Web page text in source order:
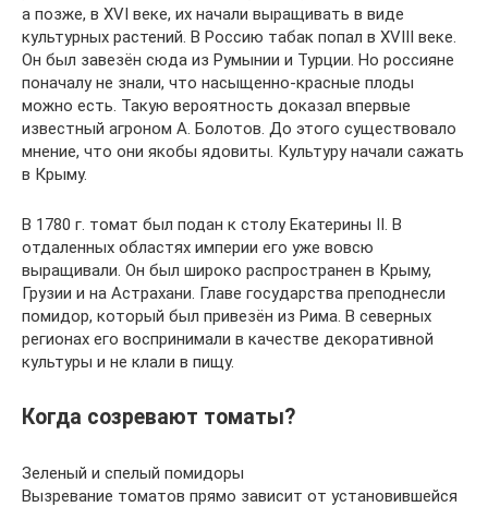
а позже, в XVI веке, их начали выращивать в виде
культурных растений. В Россию табак попал в XVIII веке.
Он был завезён сюда из Румынии и Турции. Но россияне
поначалу не знали, что насыщенно-красные плоды
можно есть. Такую вероятность доказал впервые
известный агроном А. Болотов. До этого существовало
мнение, что они якобы ядовиты. Культуру начали сажать
в Крыму.
В 1780 г. томат был подан к столу Екатерины II. В
отдаленных областях империи его уже вовсю
выращивали. Он был широко распространен в Крыму,
Грузии и на Астрахани. Главе государства преподнесли
помидор, который был привезён из Рима. В северных
регионах его воспринимали в качестве декоративной
культуры и не клали в пищу.
Когда созревают томаты?
Зеленый и спелый помидоры
Вызревание томатов прямо зависит от установившейся